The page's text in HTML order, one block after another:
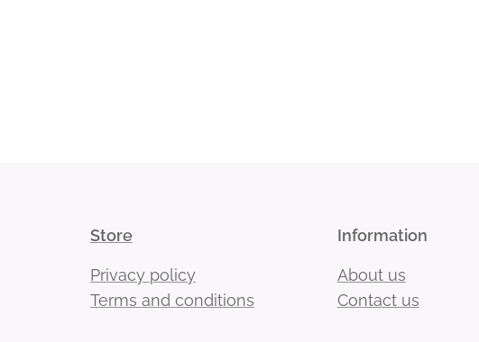
Store
Privacy policy
Terms and conditions
Information
About us
Contact us